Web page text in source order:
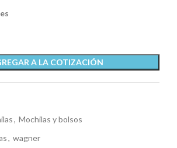
A LA COTIZACIÓN
, Mochilas y bolsos
, wagner